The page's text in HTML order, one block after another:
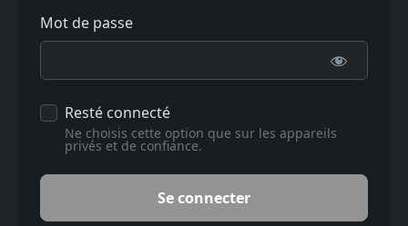
Mot de passe
Resté connecté
Ne choisis cette option que sur les appareils
privés et de confiance.